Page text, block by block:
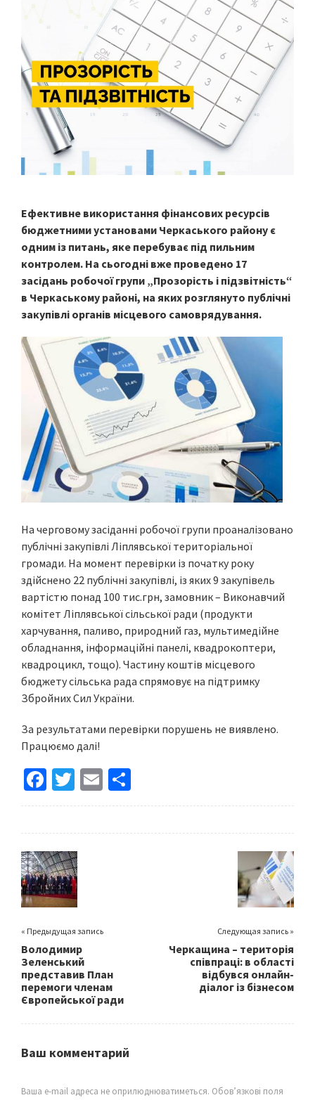
Ефективне використання фінансових ресурсів
бюджетними установами Черкаського району є
одним із питань, яке перебуває під пильним
контролем. На сьогодні вже проведено 17
засідань робочої групи „Прозорість і підзвітність“
в Черкаському районі, на яких розглянуто публічні
закупівлі органів місцевого самоврядування.
На черговому засіданні робочої групи проаналізовано
публічні закупівлі Ліплявської територіальної
громади. На момент перевірки із початку року
здійснено 22 публічні закупівлі, із яких 9 закупівель
вартістю понад 100 тис.грн, замовник – Виконавчий
комітет Ліплявської сільської ради (продукти
харчування, паливо, природний газ, мультимедійне
обладнання, інформаційні панелі, квадрокоптери,
квадроцикл, тощо). Частину коштів місцевого
бюджету сільська рада спрямовує на підтримку
Збройних Сил України.
За результатами перевірки порушень не виявлено.
Працюємо далі!
Fa
ce
o
o
k
T
wi
er
E
m h
« Предыдущая запись
Володимир
Зеленський
представив План
перемоги членам
Європейської ради
Следующая запись »
Черкащина – територія
співпраці: в області
відбувся онлайн-
діалог із бізнесом
Ваш комментарий
Ваша e-mail адреса не оприлюднюватиметься. Обов’язкові поля